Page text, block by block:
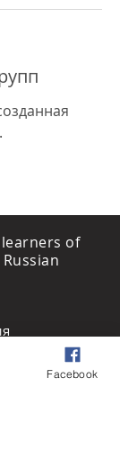
of
Facebook